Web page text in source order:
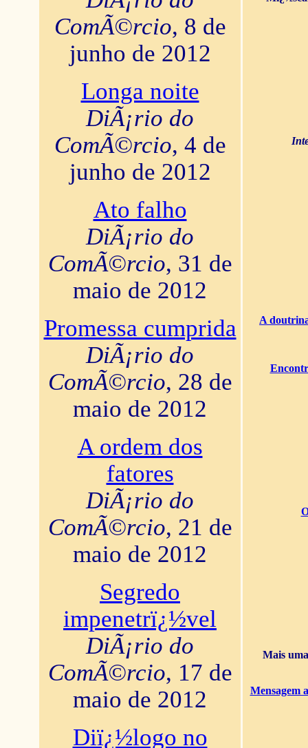
ComÃ©rcio, 8 de
junho de 2012
Longa noite
DiÃ¡rio do
ComÃ©rcio, 4 de
junho de 2012
Ato falho
DiÃ¡rio do
ComÃ©rcio, 31 de
maio de 2012
Promessa cumprida
DiÃ¡rio do
ComÃ©rcio, 28 de
maio de 2012
A ordem dos
fatores
DiÃ¡rio do
ComÃ©rcio, 21 de
maio de 2012
Segredo
impenetrï¿½vel
DiÃ¡rio do
ComÃ©rcio, 17 de
maio de 2012
Diï¿½logo no
A
Mais
Mensagem